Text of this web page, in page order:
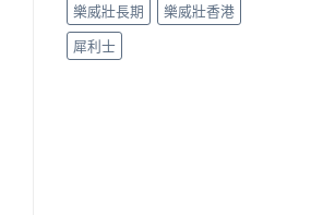
樂威壯長期
樂威壯香港
犀利士